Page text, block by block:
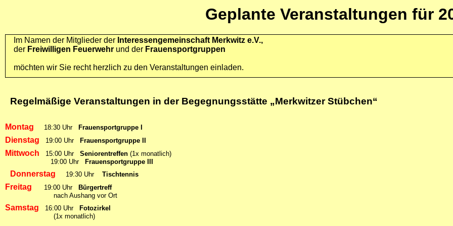
Geplante Veranstaltungen für
Im Namen der Mitglieder der Interessengemeinschaft Merkwitz e.V.,
der Freiwilligen Feuerwehrund der Frauensportgruppen
möchten wir Sie recht herzlich zu den Veranstaltungen einladen.
Regelmäßige Veranstaltungen in der Begegnungsstätte „Merkwitzer Stübchen“
Montag 18:30 Uhr Frauensportgruppe I
Dienstag 19:00 Uhr Frauensportgruppe II
Mittwoch 15:00 Uhr Seniorentreffen (1x monatlich)
19:00 Uhr
Frauensportgruppe III
Donnerstag 19:30 Uhr Tischtennis
Freitag 19:00 Uhr
Bürgertreff
nach Aushang vor Ort
Samstag 16:00 Uhr
Fotozirkel
(1x monatlich)